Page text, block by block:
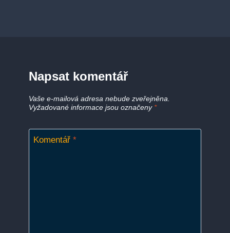
Napsat komentář
Vaše e-mailová adresa nebude zveřejněna.
Vyžadované informace jsou označeny *
Komentář *